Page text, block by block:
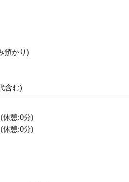
預かり)
含む)
休憩:0分)
休憩:0分)